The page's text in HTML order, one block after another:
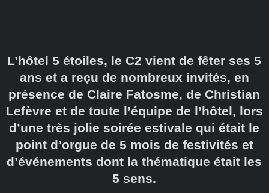
L’hôtel 5 étoiles, le C2 vient de fêter ses 5
ans et a reçu de nombreux invités, en
présence de Claire Fatosme, de Christian
Lefèvre et de toute l’équipe de l’hôtel, lors
d’une très jolie soirée estivale qui était le
point d’orgue de 5 mois de festivités et
d’événements dont la thématique était les
5 sens.